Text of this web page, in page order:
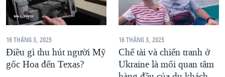
16 THÁNG 3, 2025
Điều gì thu hút người Mỹ
gốc Hoa đến Texas?
16 THÁNG 3, 2025
Chế tài và chiến tranh ở
Ukraine là mối quan tâm